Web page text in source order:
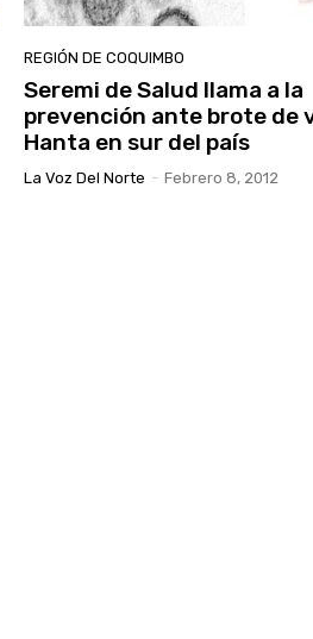
REGIÓN DE COQUIMBO
Seremi de Salud llama a la
prevención ante brote de
Hanta en sur del país
La Voz Del Norte - Febrero 8, 2012